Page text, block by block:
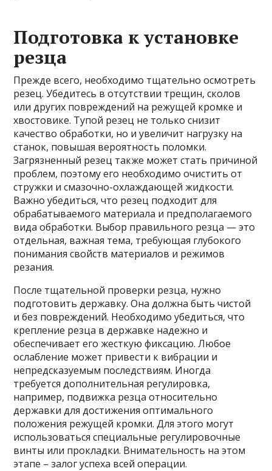
Подготовка к установке
резца
Прежде всего, необходимо тщательно осмотреть
резец. Убедитесь в отсутствии трещин, сколов
или других повреждений на режущей кромке и
хвостовике. Тупой резец не только снизит
качество обработки, но и увеличит нагрузку на
станок, повышая вероятность поломки.
Загрязненный резец также может стать причиной
проблем, поэтому его необходимо очистить от
стружки и смазочно-охлаждающей жидкости.
Важно убедиться, что резец подходит для
обрабатываемого материала и предполагаемого
вида обработки. Выбор правильного резца — это
отдельная, важная тема, требующая глубокого
понимания свойств материалов и режимов
резания.
После тщательной проверки резца, нужно
подготовить державку. Она должна быть чистой
и без повреждений. Необходимо убедиться, что
крепление резца в державке надежно и
обеспечивает его жесткую фиксацию. Любое
ослабление может привести к вибрации и
непредсказуемым последствиям. Иногда
требуется дополнительная регулировка,
например, подвижка резца относительно
державки для достижения оптимального
положения режущей кромки. Для этого могут
использоваться специальные регулировочные
винты или прокладки. Внимательность на этом
этапе – залог успеха всей операции.